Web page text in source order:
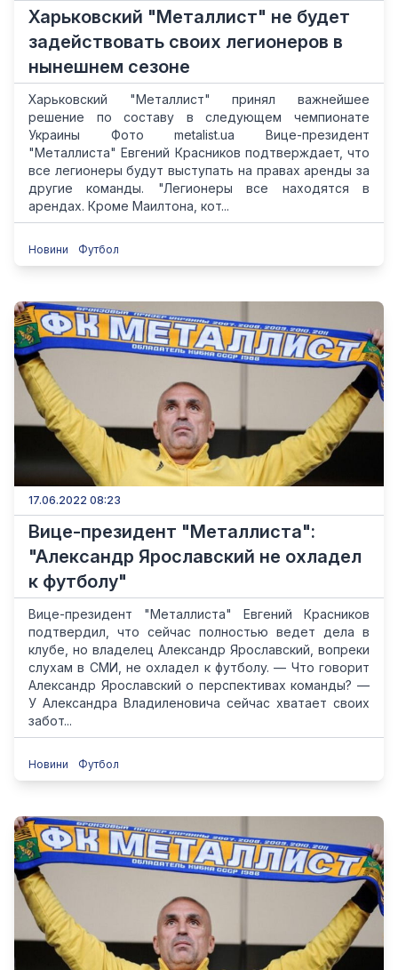
Харьковский "Металлист" не будет
задействовать своих легионеров в
нынешнем сезоне
Харьковский "Металлист" принял важнейшее
решение по составу в следующем чемпионате
Украины Фото metalist.ua Вице-президент
"Металлиста" Евгений Красников подтверждает, что
все легионеры будут выступать на правах аренды за
другие команды. "Легионеры все находятся в
арендах. Кроме Маилтона, кот...
Новини Футбол
17.06.2022 08:23
Вице-президент "Металлиста":
"Александр Ярославский не охладел
к футболу"
Вице-президент "Металлиста" Евгений Красников
подтвердил, что сейчас полностью ведет дела в
клубе, но владелец Александр Ярославский, вопреки
слухам в СМИ, не охладел к футболу. — Что говорит
Александр Ярославский о перспективах команды? —
У Александра Владиленовича сейчас хватает своих
забот...
Новини Футбол